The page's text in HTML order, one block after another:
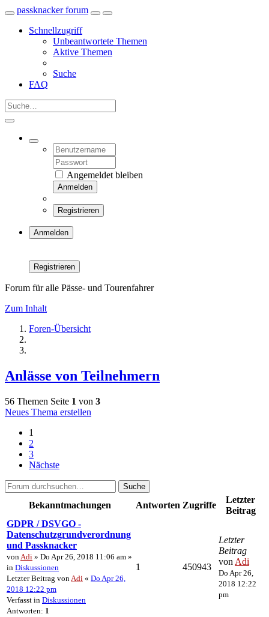
passknacker forum
Schnellzugriff
Unbeantwortete Themen
Aktive Themen
Suche
FAQ
Angemeldet bleiben
Anmelden
Registrieren
Anmelden
Registrieren
Forum für alle Pässe- und Tourenfahrer
Zum Inhalt
Foren-Übersicht
Anlässe von Teilnehmern
56 Themen Seite 1 von 3
Neues Thema erstellen
1
2
3
Nächste
Suche
Bekanntmachungen Antworten Zugriffe
Letzter
Beitrag
GDPR / DSVGO -
Datenschutzgrundverordnung
und Passknacker
von Adi » Do Apr 26, 2018 11:06 am »
in Diskussionen
Letzter Beitrag von Adi « Do Apr 26,
2018 12:22 pm
Verfasst in Diskussionen
Antworten: 1
1 450943
Letzter
Beitrag
von Adi
Do Apr 26,
2018 12:22
pm